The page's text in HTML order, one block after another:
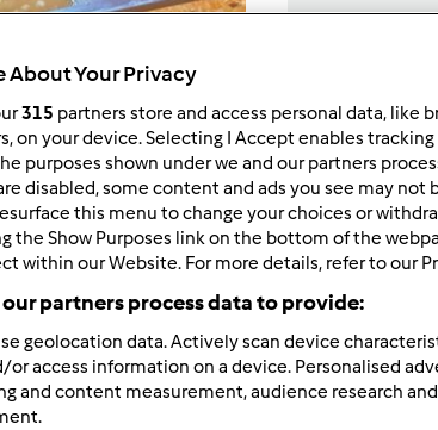
porcja/
0porcja/
Poziom
About Your Privacy
315 partners store and access personal data, like
on your device. Selecting I Accept enables
purposes shown under we and our partners
disabled, some content and ads you see may not
this menu to change your choices or
the Show Purposes link on the bottom of the
within our Website. For more details, refer to our
our partners process data to provide:
geolocation data. Actively scan device
or access information on a device. Personalised
and content measurement, audience research